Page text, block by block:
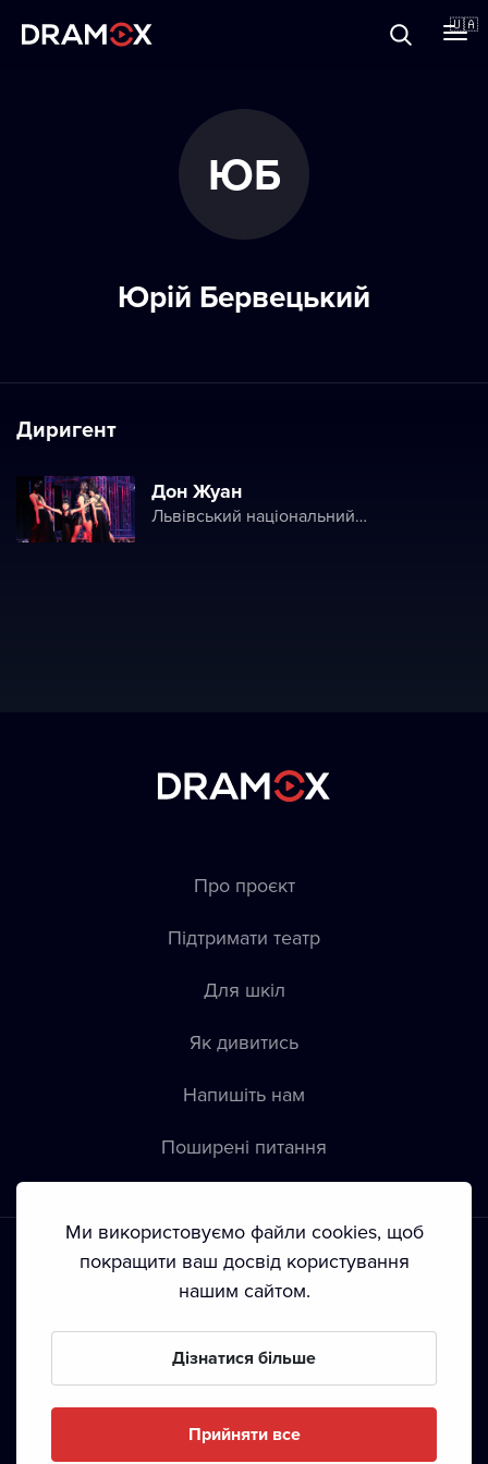
🇺🇦
Зареєструватися
ЮБ
Юрій Бервецький
Диригент
Дон Жуан
Львівський національний академічний театр опери і балету ім. Соломії Крушельницької (Львівська національна опера)
Про проєкт
Підтримати театр
Для шкіл
Як дивитись
Напишіть нам
Пoширені питання
Положення й умови • Конфіденційність • Автoрські права
Ми використовуємо файли cookies, щоб
покращити ваш досвід користування
нашим сайтом.
Дізнатися більше
Прийняти все